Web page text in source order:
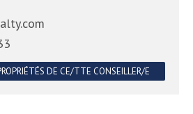
DE CE/TTE CONSEILLER/E